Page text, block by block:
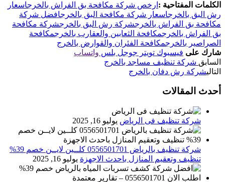
الكلمات المفتاحية : ارخص شركة مكافحة بق الفراش بالخرجاسعار
رش البق بالخرجاسعار شركة مكافحة البق بالخرجافضل شركة
مكافحة بق الفراش بالخرجشركة رش البق بالخرجشركة مكافحة
بق الفراش بالخرجمكافحة الثعابين والعقارب بالخرجمكافحة
الصراصير بالخرجمكافحة الفئران والقوارض بالخرج
شارك على فيسبوك تويتر جوجل بلس واتساب
السابق شركة تنظيف مساجد بالخرج
التاليشركة رش دفان بالخرج
أحدث المقالات
شركة تنظيف فى الرياض يوليو 16, 2025
شركة تنظيف بالرياض 0556501701 كلــين لايــن خصم 39%
تنظيف وتعقيم المنازل باحدث الاجهزة يوليو 16, 2025